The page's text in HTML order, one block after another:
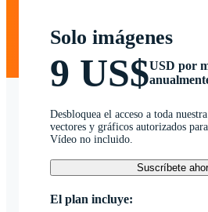
Solo imágenes
9 US$USD por
Desbloquea el acceso a toda
vectores y gráficos autorizados
Vídeo no incluido.
Suscríbete
El plan incluye: